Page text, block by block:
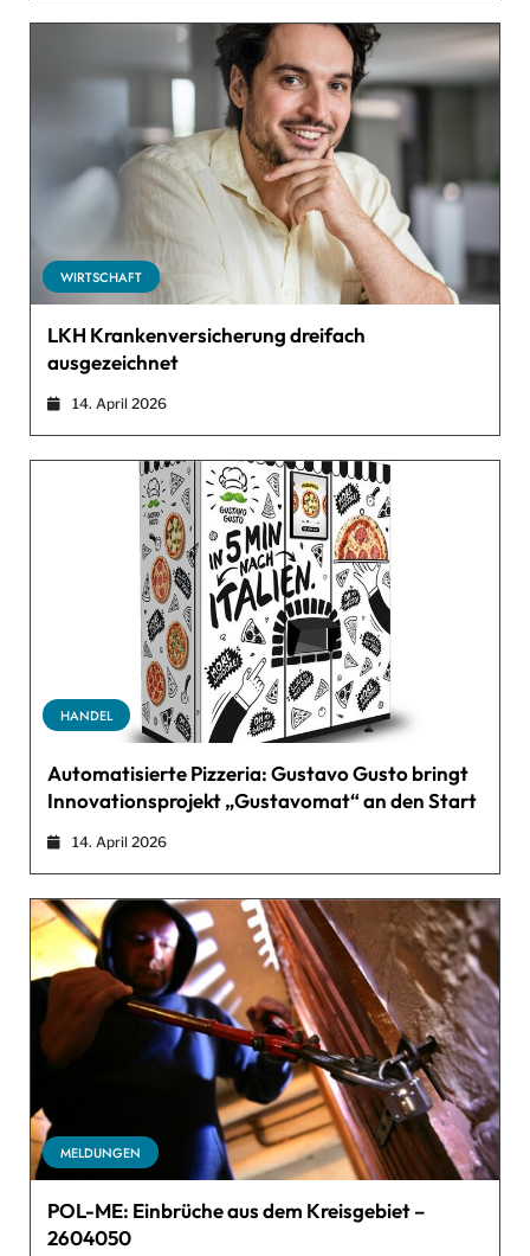
WIRTSCHAFT
LKH Krankenversicherung dreifach
ausgezeichnet
14. April 2026
HANDEL
Automatisierte Pizzeria: Gustavo Gusto bringt
Innovationsprojekt „Gustavomat“ an den Start
14. April 2026
MELDUNGEN
POL-ME: Einbrüche aus dem Kreisgebiet –
2604050